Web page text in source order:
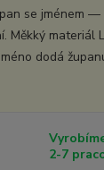
se jménem
Měkký materiál
dodá
2-7